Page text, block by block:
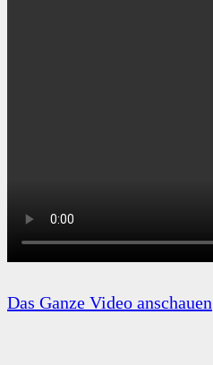
Das Ganze Video anschauen